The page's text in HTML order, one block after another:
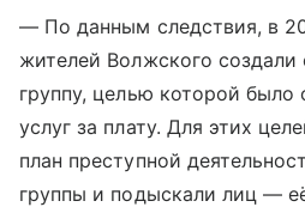
— По данным следствия, в
жителей Волжского создали
группу, целью которой было
услуг за плату. Для этих
план преступной
группы и подыскали лиц —